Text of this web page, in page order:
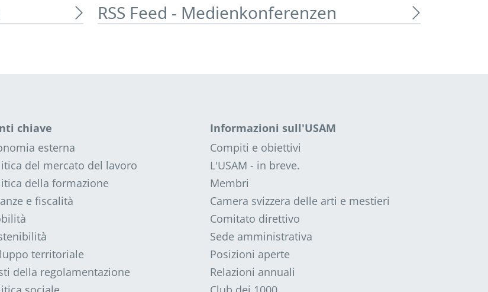
RSS Feed - Medienkonferenzen
chiave
esterna
del mercato del lavoro
della formazione
e fiscalità
territoriale
della regolamentazione
Informazioni sull'USAM
Compiti e obiettivi
L'USAM - in breve.
Membri
Camera svizzera delle arti e mestieri
Comitato direttivo
Sede amministrativa
Posizioni aperte
Relazioni annuali